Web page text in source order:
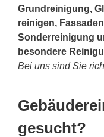
Grundreinigung,
reinigen,
Sonderreinigung
besondere
Bei uns sind Sie
gesucht?